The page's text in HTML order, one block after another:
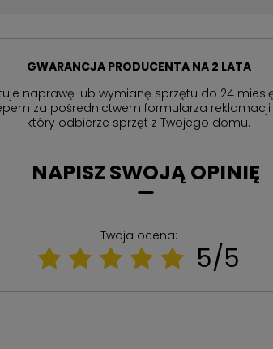
GWARANCJA PRODUCENTA NA 2 LATA
naprawę lub wymianę sprzętu do 24
za pośrednictwem formularza
który odbierze sprzęt z Twojego domu.
NAPISZ SWOJĄ OPINIĘ
Twoja ocena:
5/5